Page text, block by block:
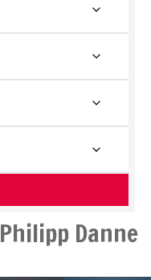
Philipp Danne